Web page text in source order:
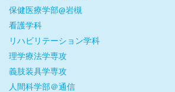
保健医療学部@岩槻
看護学科
リハビリテーション学科
理学療法学専攻
義肢装具学専攻
人間科学部＠通信